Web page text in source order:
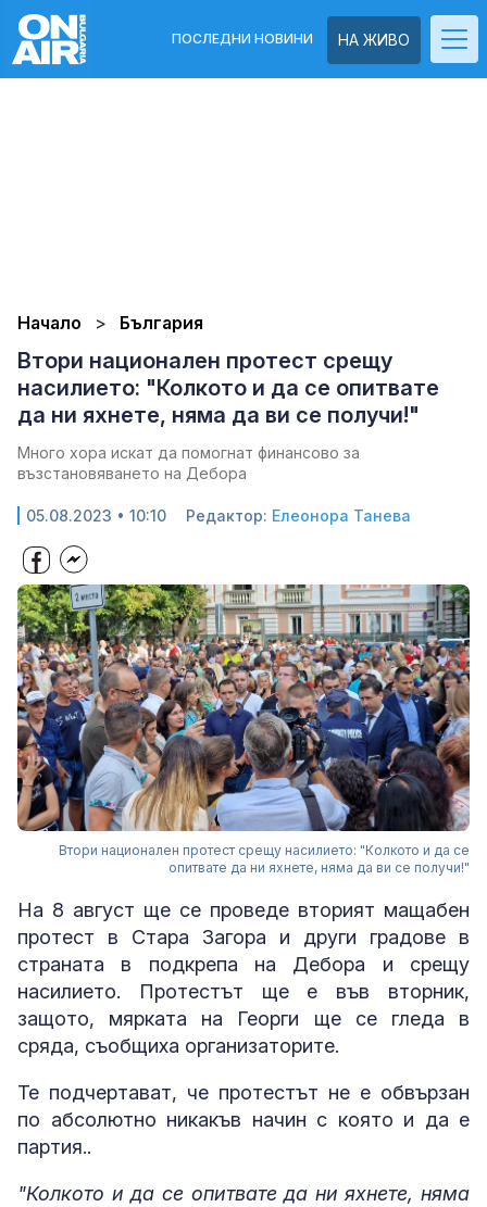
НА ЖИВО
ПОСЛЕДНИ НОВИНИ
Начало България
Втори национален протест срещу
насилието: "Колкото и да се опитвате
да ни яхнете, няма да ви се получи!"
Много хора искат да помогнат финансово за
възстановяването на Дебора
05.08.2023 • 10:10 Редактор: Елеонора Танева
Втори национален протест срещу насилието: "Колкото и да се
опитвате да ни яхнете, няма да ви се получи!"
На 8 август ще се проведе вторият мащабен
протест в Стара Загора и други градове в
страната в подкрепа на Дебора и срещу
насилието. Протестът ще е във вторник,
защото, мярката на Георги ще се гледа в
сряда, съобщиха организаторите.
Те подчертават, че протестът не е обвързан
по абсолютно никакъв начин с която и да е
партия..
"Колкото и да се опитвате да ни яхнете, няма